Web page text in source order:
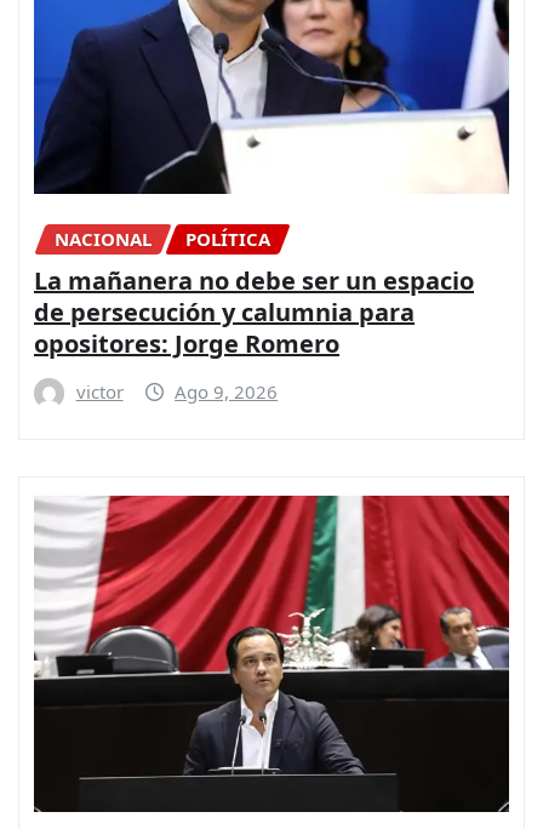
NACIONAL POLÍTICA
La mañanera no debe ser un espacio
de persecución y calumnia para
opositores: Jorge Romero
victor Ago 9, 2026